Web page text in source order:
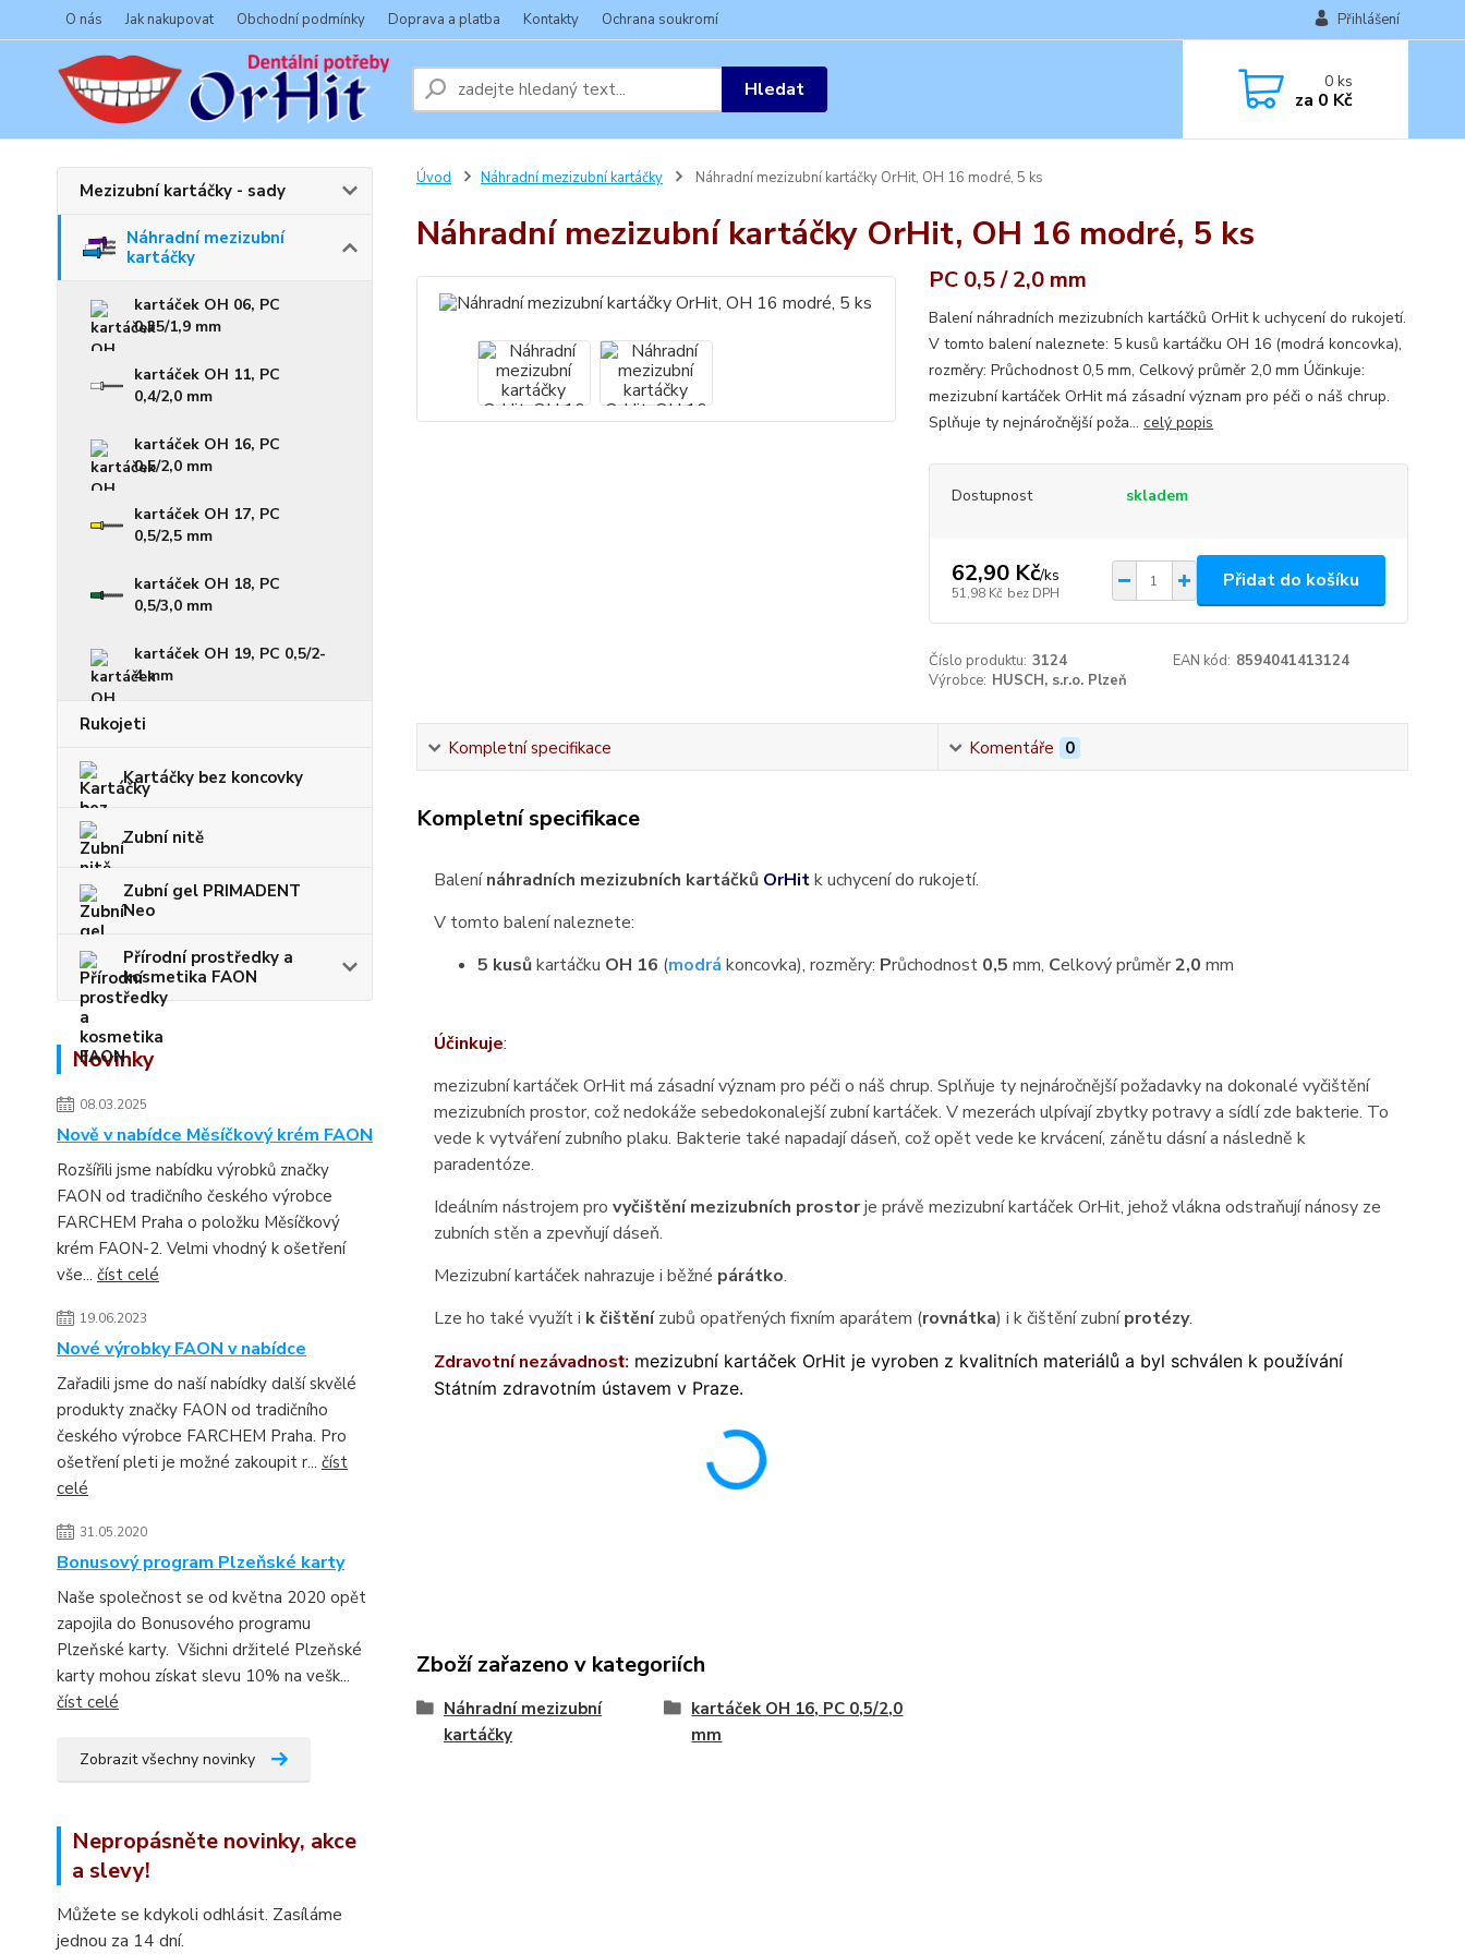
O nás Jak nakupovat Obchodní podmínky Doprava a platba Kontakty Ochrana soukromí Přihlášení
Hledat 0ks
za 0 Kč
Mezizubní kartáčky - sady
Náhradní mezizubní
kartáčky
kartáček OH 06, PC
0,35/1,9 mm
kartáček OH 11, PC
0,4/2,0 mm
kartáček OH 16, PC
0,5/2,0 mm
kartáček OH 17, PC
0,5/2,5 mm
kartáček OH 18, PC
0,5/3,0 mm
kartáček OH 19, PC 0,5/2-
4 mm
Rukojeti
Kartáčky bez koncovky
Zubní nitě
Zubní gel PRIMADENT
Neo
Přírodní prostředky a
kosmetika FAON
Novinky
08.03.2025
Nově v nabídce Měsíčkový krém FAON
Rozšířili jsme nabídku výrobků značky
FAON od tradičního českého výrobce
FARCHEM Praha o položku Měsíčkový
krém FAON-2. Velmi vhodný k ošetření
vše... číst celé
19.06.2023
Nové výrobky FAON v nabídce
Zařadili jsme do naší nabídky další skvělé
produkty značky FAON od tradičního
českého výrobce FARCHEM Praha. Pro
ošetření pleti je možné zakoupit r... číst
celé
31.05.2020
Bonusový program Plzeňské karty
Naše společnost se od května 2020 opět
zapojila do Bonusového programu
Plzeňské karty. Všichni držitelé Plzeňské
karty mohou získat slevu 10% na vešk...
číst celé
Zobrazit všechny novinky
Nepropásněte novinky, akce
a slevy!
Můžete se kdykoli odhlásit. Zasíláme
jednou za 14 dní.
Úvod Náhradní mezizubní kartáčky Náhradní mezizubní kartáčky OrHit, OH 16 modré, 5 ks
Náhradní mezizubní kartáčky OrHit, OH 16 modré, 5 ks
PC 0,5 / 2,0 mm
Balení náhradních mezizubních kartáčků OrHit k uchycení do rukojetí.
V tomto balení naleznete: 5 kusů kartáčku OH 16 (modrá koncovka),
rozměry: Průchodnost 0,5 mm, Celkový průměr 2,0 mm Účinkuje:
mezizubní kartáček OrHit má zásadní význam pro péči o náš chrup.
Splňuje ty nejnáročnější poža... celý popis
Dostupnost skladem
62,90 Kč/ks
51,98 Kč bez DPH
Přidat do košíku
Číslo produktu: 3124 EAN kód: 8594041413124
Výrobce: HUSCH, s.r.o. Plzeň
Kompletní specifikace Komentáře 0
Kompletní specifikace
Balenínáhradních mezizubních kartáčků OrHitk uchycení do rukojetí.
V tomto balení naleznete:
5 kusůkartáčku OH 16 (modrá koncovka), rozměry: Průchodnost 0,5 mm, Celkový průměr2,0 mm
Účinkuje:
mezizubní kartáček OrHit má zásadní význam pro péči o náš chrup. Splňuje ty nejnáročnější požadavky na dokonalé vyčištění
mezizubních prostor, což nedokáže sebedokonalejší zubní kartáček. V mezerách ulpívají zbytky potravy a sídlí zde bakterie. To
vede k vytváření zubního plaku. Bakterie také napadají dáseň, což opět vede ke krvácení, zánětu dásní a následně k
paradentóze.
Ideálním nástrojem pro vyčištění mezizubních prostorje právě mezizubní kartáček OrHit, jehož vlákna odstraňují nánosy ze
zubních stěn a zpevňují dáseň.
Mezizubní kartáček nahrazuje i běžné párátko.
Lze ho také využít i k čištěnízubů opatřených fixním aparátem (rovnátka) i k čištění zubníprotézy.
Zdravotní nezávadnost:mezizubní kartáček OrHit je vyroben z kvalitních materiálů a byl schválen k používání
Státním zdravotním ústavem v Praze.
Zboží zařazeno v kategoriích
Náhradní mezizubní
kartáčky
kartáček OH 16, PC 0,5/2,0
mm